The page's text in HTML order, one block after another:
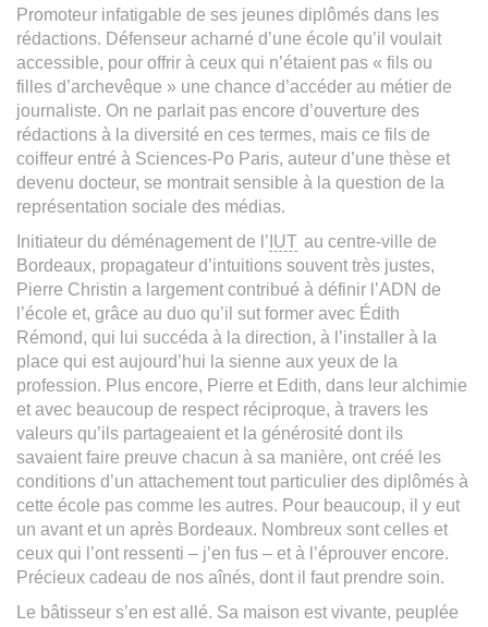
Promoteur infatigable de ses jeunes diplômés dans les
rédactions. Défenseur acharné d’une école qu’il voulait
accessible, pour offrir à ceux qui n’étaient pas « fils ou
filles d’archevêque » une chance d’accéder au métier de
journaliste. On ne parlait pas encore d’ouverture des
rédactions à la diversité en ces termes, mais ce fils de
coiffeur entré à Sciences-Po Paris, auteur d’une thèse et
devenu docteur, se montrait sensible à la question de la
représentation sociale des médias.
Initiateur du déménagement de l’ IUT au centre-ville de
Bordeaux, propagateur d’intuitions souvent très justes,
Pierre Christin a largement contribué à définir l’ADN de
l’école et, grâce au duo qu’il sut former avec Édith
Rémond, qui lui succéda à la direction, à l’installer à la
place qui est aujourd’hui la sienne aux yeux de la
profession. Plus encore, Pierre et Edith, dans leur alchimie
et avec beaucoup de respect réciproque, à travers les
valeurs qu’ils partageaient et la générosité dont ils
savaient faire preuve chacun à sa manière, ont créé les
conditions d’un attachement tout particulier des diplômés à
cette école pas comme les autres. Pour beaucoup, il y eut
un avant et un après Bordeaux. Nombreux sont celles et
ceux qui l’ont ressenti – j’en fus – et à l’éprouver encore.
Précieux cadeau de nos aînés, dont il faut prendre soin.
Le bâtisseur s’en est allé. Sa maison est vivante, peuplée